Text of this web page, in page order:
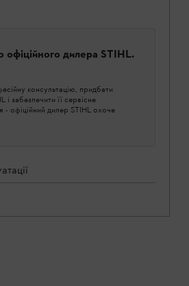
офіційного дилера STIHL.
консультацію, придбати
і забезпечити її сервісне
- офіційний дилер STIHL охоче